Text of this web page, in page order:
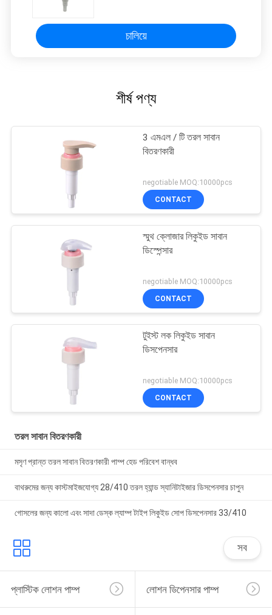
চালিয়ে
শীর্ষ পণ্য
3 এমএল / টি তরল সাবান
বিতরণকারী
negotiable MOQ:10000pcs
CONTACT
স্মুথ ক্লোজার লিকুইড সাবান
ডিস্পেন্সার
negotiable MOQ:10000pcs
CONTACT
টুইস্ট লক লিকুইড সাবান
ডিসপেনসার
negotiable MOQ:10000pcs
CONTACT
তরল সাবান বিতরণকারী
মসৃণ প্রান্ত তরল সাবান বিতরণকারী পাম্প হেড পরিবেশ বান্ধব
বাথরুমের জন্য কাস্টমাইজযোগ্য 28/410 তরল হ্যান্ড স্যানিটাইজার ডিসপেনসার চাপুন
গোসলের জন্য কালো এবং সাদা ডেস্ক ল্যাম্প টাইপ লিকুইড সোপ ডিসপেনসার 33/410
সব
প্লাস্টিক লোশন পাম্প লোশন ডিপেনসার পাম্প